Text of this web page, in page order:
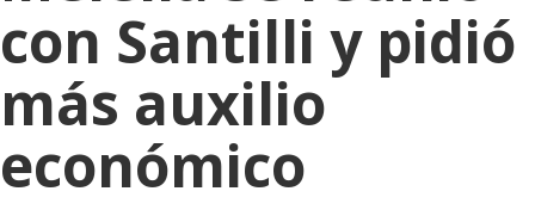
con Santilli y pidió
más auxilio
económico